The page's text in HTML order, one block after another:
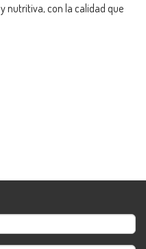
nutritiva, con la calidad que